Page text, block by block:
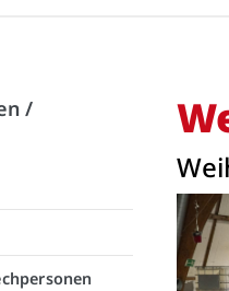
/